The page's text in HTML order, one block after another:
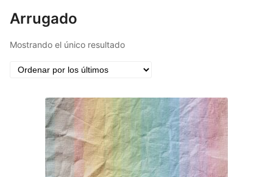
Arrugado
Mostrando el único resultado